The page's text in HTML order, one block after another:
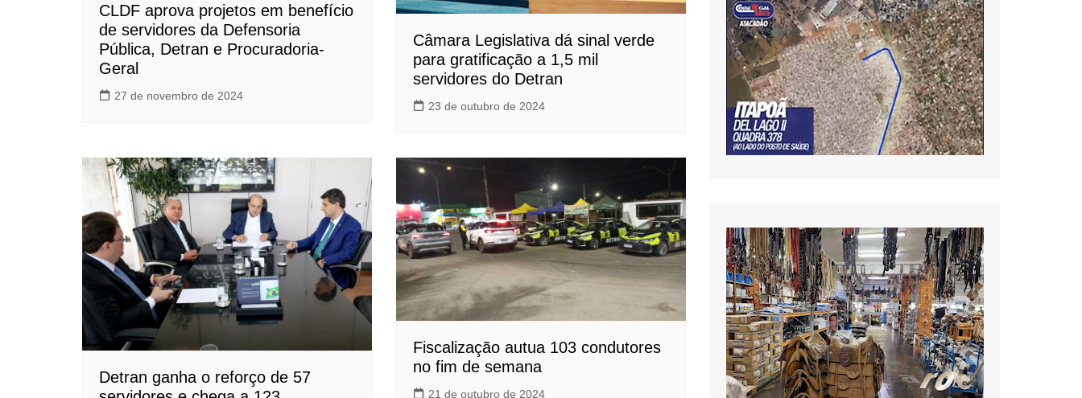
CLDF aprova projetos em benefício
de servidores da Defensoria
Pública, Detran e Procuradoria-
Geral
27 de novembro de 2024
Câmara Legislativa dá sinal verde
para gratificação a 1,5 mil
servidores do Detran
23 de outubro de 2024
Detran ganha o reforço de 57
Fiscalização autua 103 condutores
no fim de semana
21 de outubro de 2024